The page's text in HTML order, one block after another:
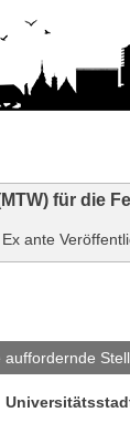
für die
Ex ante